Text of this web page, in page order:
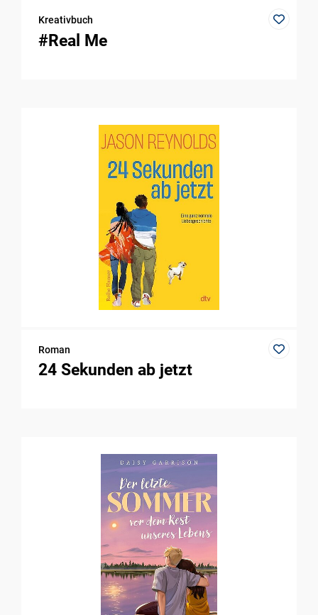
Kreativbuch
#Real Me
Roman
24 Sekunden ab jetzt